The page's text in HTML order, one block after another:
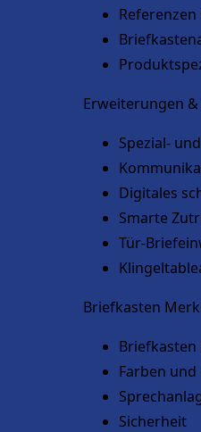
Referenzen
Erweiterungen
Spezial-
Digitales
Smarte
Tür-
Briefkasten
Briefkasten
Farben
Sicherheit